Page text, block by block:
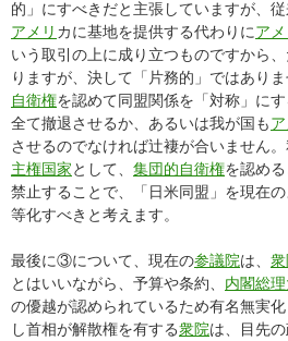
的」にすべきだと主張していますが、
アメリ カに基地を提供する代わりにアメ
いう取引の上に成り立つものですから
りますが、決して「片務的」ではありま
自衛権を認めて同盟関係を「対称」にす
全て撤退させるか、あるいは我が国も
させるのでなければ辻褄が合いません
主権国家として、 集団的自衛権を認め
禁止することで、「日米同盟」を現在
等化すべきと考えます。
最後に③について、現在の参議院は、
とはいいながら、予算や条約、 内閣総
の優越が認められているため有名無実
し首相が解散権を有する衆院は、目先